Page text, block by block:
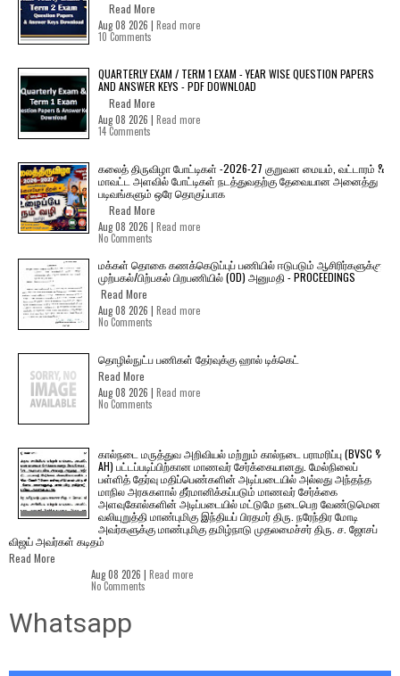
Read More
Aug 08 2026 | Read more
10 Comments
QUARTERLY EXAM / TERM 1 EXAM - YEAR WISE QUESTION PAPERS
AND ANSWER KEYS - PDF DOWNLOAD
Read More
Aug 08 2026 | Read more
14 Comments
கலைத் திருவிழா போட்டிகள் -2026-27 குறுவள மையம், வட்டாரம் &
மாவட்ட அளவில் போட்டிகள் நடத்துவதற்கு தேவையான அனைத்து
படிவங்களும் ஒரே தொகுப்பாக
Read More
Aug 08 2026 | Read more
No Comments
மக்கள் தொகை கணக்கெடுப்புப் பணியில் ஈடுபடும் ஆசிரிர்களுக்கு
முற்பகல்/பிற்பகல் பிறபணியில் (OD) அனுமதி - PROCEEDINGS
Read More
Aug 08 2026 | Read more
No Comments
தொழில்நுட்ப பணிகள் தேர்வுக்கு ஹால் ​டிக்கெட்
Read More
Aug 08 2026 | Read more
No Comments
கால்நடை மருத்துவ அறிவியல் மற்றும் கால்நடை பராமரிப்பு (BVSC &
AH) பட்டப்படிப்பிற்கான மாணவர் சேர்க்கையானது. மேல்நிலைப்
பள்ளித் தேர்வு மதிப்பெண்களின் அடிப்படையில் அல்லது அந்தந்த
மாநில அரசுகளால் தீர்மானிக்கப்படும் மாணவர் சேர்க்கை
அளவுகோல்களின் அடிப்படையில் மட்டுமே நடைபெற வேண்டுமென
வலியுறுத்தி மாண்புமிகு இந்தியப் பிரதமர் திரு. நரேந்திர மோடி
அவர்களுக்கு மாண்புமிகு தமிழ்நாடு முதலமைச்சர் திரு. ச. ஜோசப்
விஜய் அவர்கள் கடிதம்
Read More
Aug 08 2026 | Read more
No Comments
Whatsapp